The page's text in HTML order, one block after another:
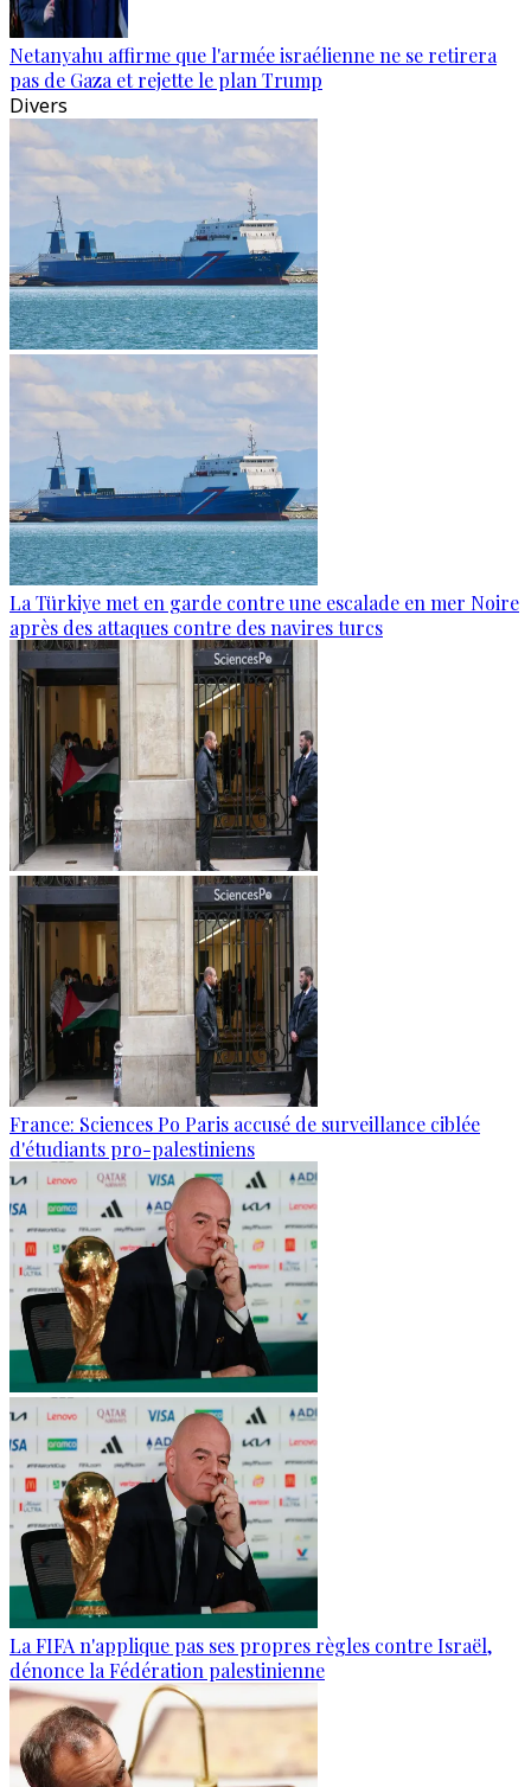
Netanyahu affirme que l'armée israélienne ne se retirera
pas de Gaza et rejette le plan Trump
Divers
La Türkiye met en garde contre une escalade en mer Noire
après des attaques contre des navires turcs
France: Sciences Po Paris accusé de surveillance ciblée
d'étudiants pro-palestiniens
La FIFA n'applique pas ses propres règles contre Israël,
dénonce la Fédération palestinienne